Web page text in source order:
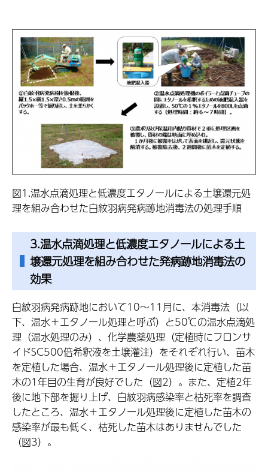
図1.温水点滴処理と低濃度エタノールによる土壌還元処
理を組み合わせた白紋羽病発病跡地消毒法の処理手順
3.温水点滴処理と低濃度エタノールによる土
壌還元処理を組み合わせた発病跡地消毒法の
効果
白紋羽病発病跡地において10～11月に、本消毒法（以
下、温水＋エタノール処理と呼ぶ）と50℃の温水点滴処
理（温水処理のみ）、化学農薬処理（定植時にフロンサ
イドSC500倍希釈液を土壌灌注）をそれぞれ行い、苗木
を定植した場合、温水＋エタノール処理後に定植した苗
木の1年目の生育が良好でした（図2）。また、定植2年
後に地下部を掘り上げ、白紋羽病感染率と枯死率を調査
したところ、温水＋エタノール処理後に定植した苗木の
感染率が最も低く、枯死した苗木はありませんでした
（図3）。